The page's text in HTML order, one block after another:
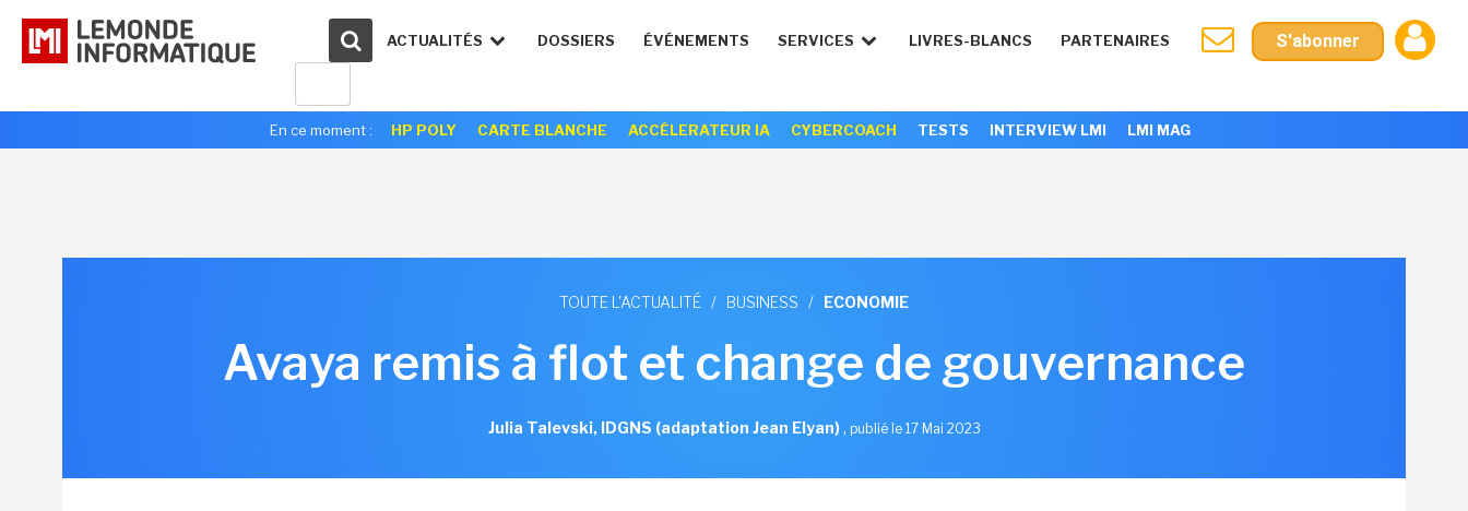
ACTUALITÉS DOSSIERS ÉVÉNEMENTS SERVICES LIVRES-BLANCS PARTENAIRES S'abonner
En ce moment : HP POLY CARTE BLANCHE ACCÉLERATEUR IA CYBERCOACH TESTS INTERVIEW LMI LMI MAG
TOUTE L'ACTUALITÉ / BUSINESS / ECONOMIE
Avaya remis à flot et change de gouvernance
Julia Talevski, IDGNS (adaptation Jean Elyan), publié le 17 Mai 2023